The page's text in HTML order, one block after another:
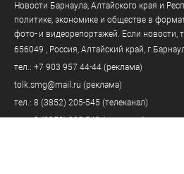
Новости Барнаула, Алтайского края и
политике, экономике и обществе в
фото- и видеорепортажей. Если новости,
656049 , Россия, Алтайский край, г.
тел.: +7 903 957 44-44 (реклама)
tolk.smg@mail.ru (реклама)
тел.: 8 (3852) 205-545 (телеканал)
тел.:8 (3852) 205-549(редакция)